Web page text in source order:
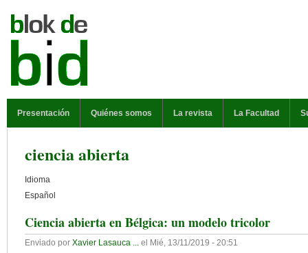
Presentación Quiénes somos La revista La Facultad
ciencia abierta
Idioma
Español
Ciencia abierta en Bélgica: un modelo tricolor
Enviado por Xavier Lasauca ... el Mié, 13/11/2019 - 20:51